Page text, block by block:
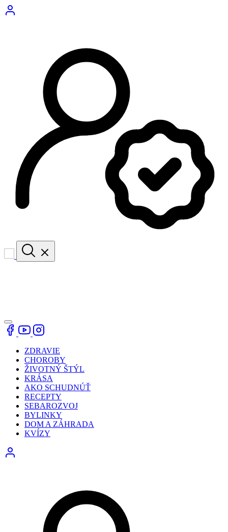
ZDRAVIE
CHOROBY
ŽIVOTNÝ ŠTÝL
KRÁSA
AKO SCHUDNÚŤ
RECEPTY
SEBAROZVOJ
BYLINKY
DOM A ZÁHRADA
KVÍZY